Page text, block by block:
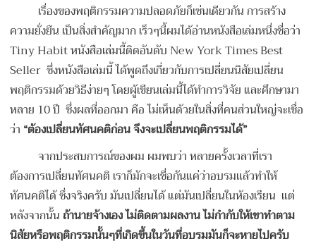
เรื่องของพฤติกรรมความปลอดภัยก็เช่นเดียวกัน การสร้าง
ความยั่งยืน เป็นสิ่งสำคัญมาก เร็วๆนี้ผมได้อ่านหนังสือเล่มหนึ่งชื่อว่า
Tiny Habit หนังสือเล่มนี้ติดอันดับ New York Times Best
Seller ซึ่งหนังสือเล่มนี้ ได้พูดถึงเกี่ยวกับการเปลี่ยนนิสัยเปลี่ยน
พฤติกรรมด้วยวิธีง่ายๆโดยผู้เขียนเล่มนี้ได้ทำการวิจัย และศึกษามา
หลาย 10 ปี ซึ่งผลที่ออกมา คือ ไม่เห็นด้วยในสิ่งที่คนส่วนใหญ่จะเชื่อ
ว่า “ต้องเปลี่ยนทัศนคติก่อน จึงจะเปลี่ยนพฤติกรรมได้”
จากประสบการณ์ของผม ผมพบว่า หลายครั้งเวลาที่เรา
ต้องการเปลี่ยนทัศนคติ เราก็มักจะเชื่อกันแค่ว่าอบรมแล้วทำให้
ทัศนคติได้ ซึ่งจริงครับ มันเปลี่ยนได้ แต่มันเปลี่ยนในห้องเรียน แต่
หลังจากนั้นถ้านายจ้างเอง ไม่ติดตามผลงาน ไม่กำกับให้เขาทำตาม
นิสัยหรือพฤติกรรมนั้นๆที่เกิดขึ้นในวันที่อบรมมันก็จะหายไปครับ